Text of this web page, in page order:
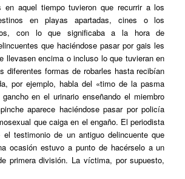
en aquel tiempo tuvieron que recurrir a los
en playas apartadas, cines o los
con lo que significaba a la hora de
que haciéndose pasar por gais les
llevasen encima o incluso lo que tuvieran en
diferentes formas de robarles hasta recibían
por ejemplo, habla del «timo de la pasma
en el urinario enseñando el miembro
aparece haciéndose pasar por policía
que caiga en el engaño. El periodista
testimonio de un antiguo delincuente que
ocasión estuvo a punto de hacérselo a un
primera división. La víctima, por supuesto,